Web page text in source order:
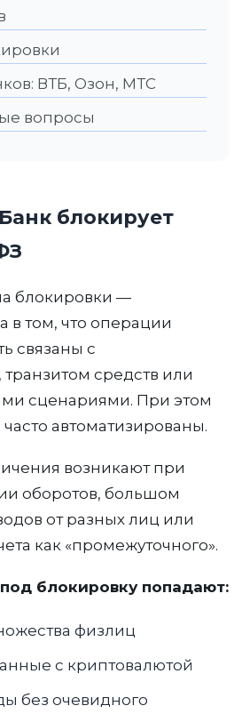
ВТБ, Озон, МТС
вопросы
блокирует
блокировки —
в том, что операции
связаны с
средств или
сценариями. При этом
автоматизированы.
возникают при
оборотов, большом
от разных лиц или
как «промежуточного».
блокировку попадают:
физлиц
с криптовалютой
без очевидного